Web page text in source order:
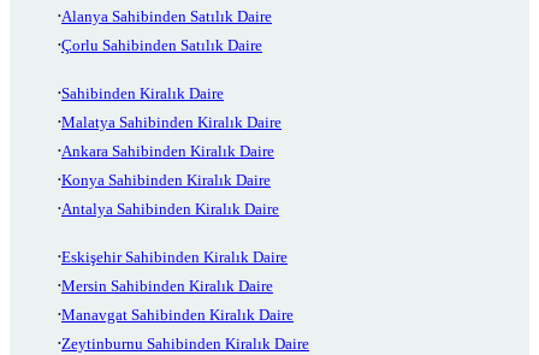
Alanya Sahibinden Satılık Daire
Çorlu Sahibinden Satılık Daire
Sahibinden Kiralık Daire
Malatya Sahibinden Kiralık Daire
Ankara Sahibinden Kiralık Daire
Konya Sahibinden Kiralık Daire
Antalya Sahibinden Kiralık Daire
Eskişehir Sahibinden Kiralık Daire
Mersin Sahibinden Kiralık Daire
Manavgat Sahibinden Kiralık Daire
Zeytinburnu Sahibinden Kiralık Daire